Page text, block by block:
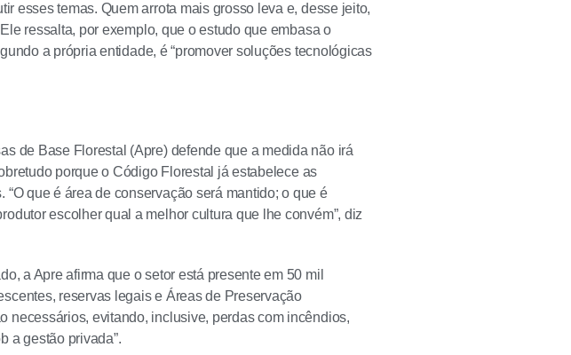
esses temas. Quem arrota mais grosso leva e, desse jeito,
ressalta, por exemplo, que o estudo que embasa o
a própria entidade, é “promover soluções tecnológicas
de Base Florestal (Apre) defende que a medida não irá
porque o Código Florestal já estabelece as
que é área de conservação será mantido; o que é
escolher qual a melhor cultura que lhe convém”, diz
a Apre afirma que o setor está presente em 50 mil
reservas legais e Áreas de Preservação
necessários, evitando, inclusive, perdas com incêndios,
a gestão privada”.